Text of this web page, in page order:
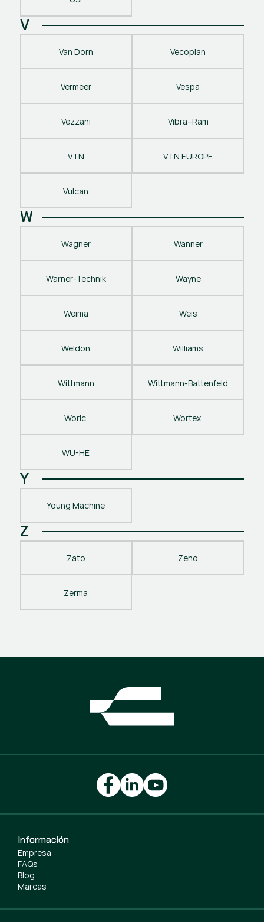
V
Van Dorn Vecoplan
Vermeer Vespa
Vezzani Vibra–Ram
VTN VTN EUROPE
Vulcan
W
Wagner Wanner
Warner-Technik Wayne
Weima Weis
Weldon Williams
Wittmann Wittmann-Battenfeld
Woric Wortex
WU-HE
Y
Young Machine
Z
Zato Zeno
Zerma
Información
Empresa
FAQs
Blog
Marcas